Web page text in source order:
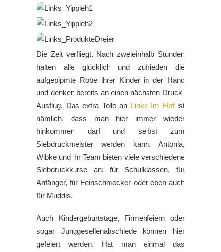
Die Zeit verfliegt. Nach zweieinhalb Stunden
halten alle glücklich und zufrieden die
aufgepipmte Robe ihrer Kinder in der Hand
und denken bereits an einen nächsten Druck-
Ausflug. Das extra Tolle an Links Im Hofist
nämlich, dass man hier immer wieder
hinkommen darf und selbst zum
Siebdruckmeister werden kann. Antonia,
Wibke und ihr Team bieten viele verschiedene
Siebdruckkurse an: für Schulklassen, für
Anfänger, für Feinschmecker oder eben auch
für Muddis.
Auch Kindergeburtstage, Firmenfeiern oder
sogar Junggesellenabschiede können hier
gefeiert werden. Hat man einmal das